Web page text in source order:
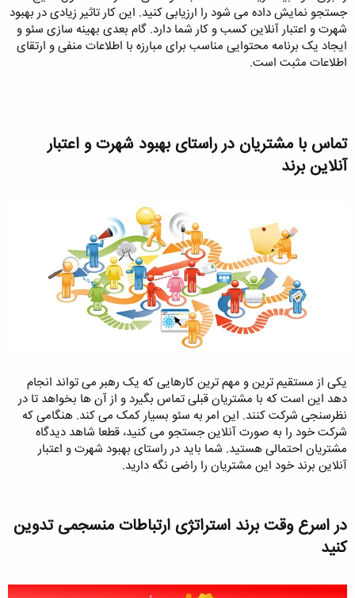
جستجو نمایش داده می شود را ارزیابی کنید. این کار تاثیر زیادی در بهبود
شهرت و اعتبار آنلاین کسب و کار شما دارد. گام بعدی بهینه سازی سئو و
ایجاد یک برنامه محتوایی مناسب برای مبارزه با اطلاعات منفی و ارتقای
اطلاعات مثبت است.
تماس با مشتریان در راستای بهبود شهرت و اعتبار
آنلاین برند​
یکی از مستقیم ترین و مهم ترین کارهایی که یک رهبر می تواند انجام
دهد این است که با مشتریان قبلی تماس بگیرد و از آن ها بخواهد تا در
نظرسنجی شرکت کنند. این امر به سئو بسیار کمک می کند. هنگامی که
شرکت خود را به صورت آنلاین جستجو می کنید، قطعا شاهد دیدگاه
مشتریان احتمالی هستید. شما باید در راستای بهبود شهرت و اعتبار
آنلاین برند خود این مشتریان را راضی نگه دارید.
در اسرع وقت برند استراتژی ارتباطات منسجمی تدوین
کنید​